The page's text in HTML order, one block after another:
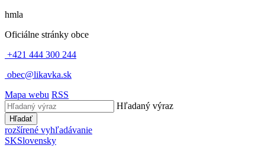
hmla
Oficiálne stránky obce
+421 444 300 244
obec@likavka.sk
Mapa webu RSS
Hľadaný výraz
Hľadať
rozšírené vyhľadávanie
SKSlovensky